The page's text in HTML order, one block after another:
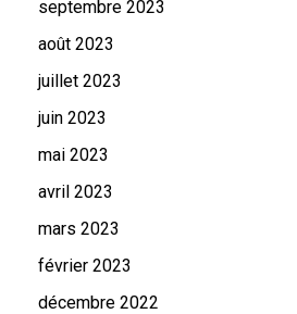
septembre 2023
août 2023
juillet 2023
juin 2023
mai 2023
avril 2023
mars 2023
février 2023
décembre 2022